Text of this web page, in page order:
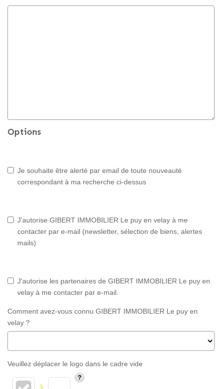
Options
Je souhaite être alerté par email de toute nouveauté
correspondant à ma recherche ci-dessus
J'autorise GIBERT IMMOBILIER Le puy en velay à me
contacter par e-mail (newsletter, sélection de biens, alertes
mails)
J'autorise les partenaires de GIBERT IMMOBILIER Le puy en
velay à me contacter par e-mail.
Comment avez-vous connu GIBERT IMMOBILIER Le puy en
velay ?
Veuillez déplacer le logo dans le cadre vide